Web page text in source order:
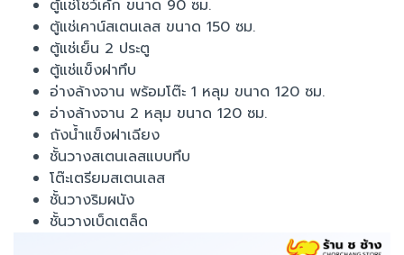
ตู้แช่โชว์เค้ก ขนาด 90 ซม.
ตู้แช่เคาน์สเตนเลส ขนาด 150 ซม.
ตู้แช่เย็น 2 ประตู
ตู้แช่แข็งฝาทึบ
อ่างล้างจาน พร้อมโต๊ะ 1 หลุม ขนาด 120 ซม.
อ่างล้างจาน 2 หลุม ขนาด 120 ซม.
ถังน้ำแข็งฝาเฉียง
ชั้นวางสเตนเลสแบบทึบ
โต๊ะเตรียมสเตนเลส
ชั้นวางริมผนัง
ชั้นวางเบ็ดเตล็ด